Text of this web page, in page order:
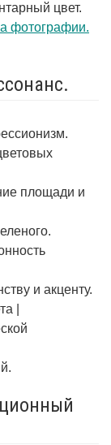
цвет.
фотографии.
площади и
и акценту.
|